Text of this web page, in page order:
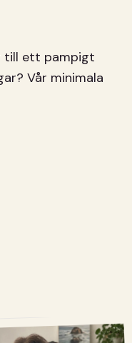
till ett pampigt
Vår minimala